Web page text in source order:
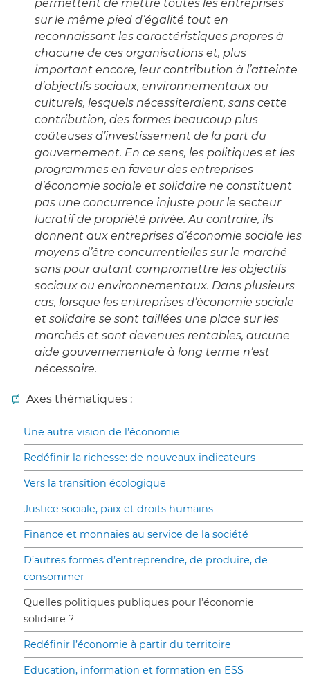
permettent de mettre toutes les entreprises
sur le même pied d’égalité tout en
reconnaissant les caractéristiques propres à
chacune de ces organisations et, plus
important encore, leur contribution à l’atteinte
d’objectifs sociaux, environnementaux ou
culturels, lesquels nécessiteraient, sans cette
contribution, des formes beaucoup plus
coûteuses d’investissement de la part du
gouvernement. En ce sens, les politiques et les
programmes en faveur des entreprises
d’économie sociale et solidaire ne constituent
pas une concurrence injuste pour le secteur
lucratif de propriété privée. Au contraire, ils
donnent aux entreprises d’économie sociale les
moyens d’être concurrentielles sur le marché
sans pour autant compromettre les objectifs
sociaux ou environnementaux. Dans plusieurs
cas, lorsque les entreprises d’économie sociale
et solidaire se sont taillées une place sur les
marchés et sont devenues rentables, aucune
aide gouvernementale à long terme n’est
nécessaire.
Axes thématiques :
Une autre vision de l’économie
Redéfinir la richesse: de nouveaux indicateurs
Vers la transition écologique
Justice sociale, paix et droits humains
Finance et monnaies au service de la société
D’autres formes d’entreprendre, de produire, de
consommer
Quelles politiques publiques pour l’économie
solidaire ?
Redéfinir l’économie à partir du territoire
Education, information et formation en ESS